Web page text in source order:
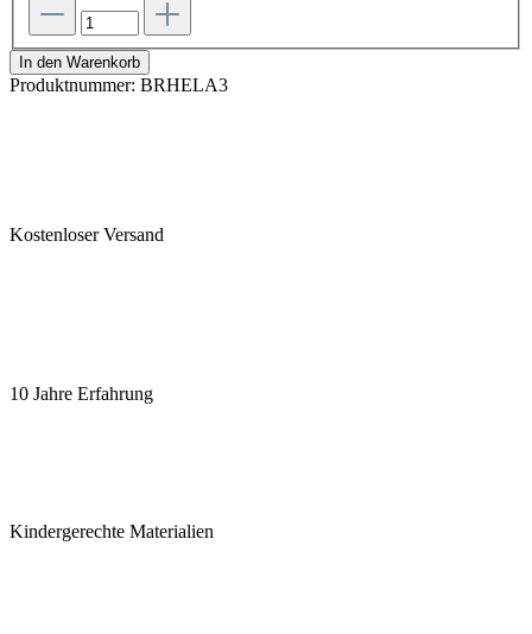
In den Warenkorb
Produktnummer: BRHELA3
Kostenloser Versand
10 Jahre Erfahrung
Kindergerechte Materialien